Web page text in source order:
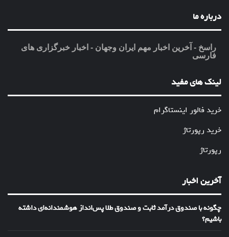
درباره ما
راسخ - آخرین اخبار مهم ایران وجهان - اخبار خبرگزاری های
فارسی
لینک های مفید
خرید فالور اینستاگرام
خرید رپورتاژ
رپورتاژ
آخرین اخبار
چگونه با صندوق درآمد ثابت و صندوق طلا پس‌انداز هوشمندانه‌ای داشته
باشیم؟